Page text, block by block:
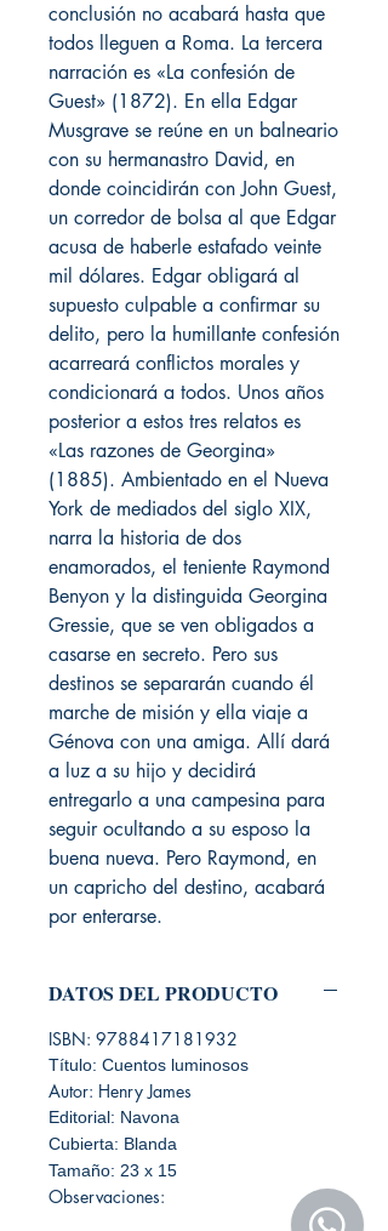
conclusión no acabará hasta que
todos lleguen a Roma. La tercera
narración es «La confesión de
Guest» (1872). En ella Edgar
Musgrave se reúne en un balneario
con su hermanastro David, en
donde coincidirán con John Guest,
un corredor de bolsa al que Edgar
acusa de haberle estafado veinte
mil dólares. Edgar obligará al
supuesto culpable a confirmar su
delito, pero la humillante confesión
acarreará conflictos morales y
condicionará a todos. Unos años
posterior a estos tres relatos es
«Las razones de Georgina»
(1885). Ambientado en el Nueva
York de mediados del siglo XIX,
narra la historia de dos
enamorados, el teniente Raymond
Benyon y la distinguida Georgina
Gressie, que se ven obligados a
casarse en secreto. Pero sus
destinos se separarán cuando él
marche de misión y ella viaje a
Génova con una amiga. Allí dará
a luz a su hijo y decidirá
entregarlo a una campesina para
seguir ocultando a su esposo la
buena nueva. Pero Raymond, en
un capricho del destino, acabará
por enterarse.
DATOS DEL PRODUCTO
ISBN: 9788417181932
Título: Cuentos luminosos
Autor: Henry James
Editorial: Navona
Cubierta: Blanda
Tamaño: 23 x 15
Observaciones: